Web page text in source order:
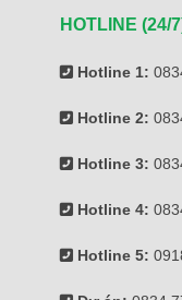
HOTLINE (24/
Hotline 1:
Hotline 2:
Hotline 3:
Hotline 4:
Hotline 5: